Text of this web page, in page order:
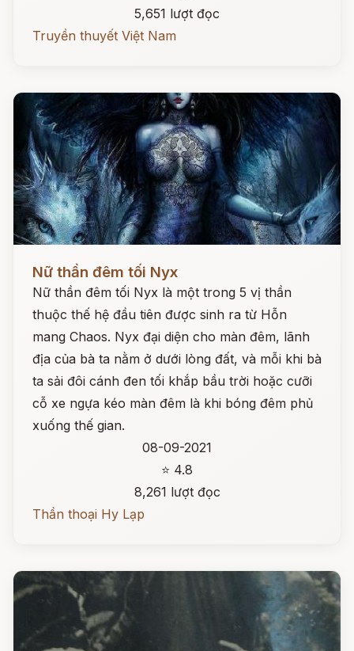
5,651 lượt đọc
Truyền thuyết Việt Nam
Nữ thần đêm tối Nyx
Nữ thần đêm tối Nyx là một trong 5 vị thần
thuộc thế hệ đầu tiên được sinh ra từ Hỗn
mang Chaos. Nyx đại diện cho màn đêm, lãnh
địa của bà ta nằm ở dưới lòng đất, và mỗi khi bà
ta sải đôi cánh đen tối khắp bầu trời hoặc cưỡi
cỗ xe ngựa kéo màn đêm là khi bóng đêm phủ
xuống thế gian.
08-09-2021
⭐ 4.8
8,261 lượt đọc
Thần thoại Hy Lạp